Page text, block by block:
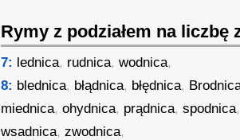
Rymy z podziałem na liczbę
7: lednica, rudnica,wodnica,
8: blednica, błądnica, błędnica,
miednica,ohydnica, prądnica,spodnica
wsadnica,zwodnica,